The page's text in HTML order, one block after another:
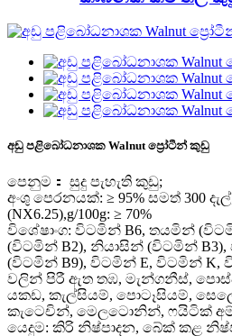
අඩු පළිබෝධනාශක Walnut ප්‍රෝටීන් කුඩු
පෙනුම： සුදු පැහැති කුඩු;
අංශු පෙරනයක්: ≥ 95% සමත් 300
(NX6.25),g/100g: ≥ 70%
විශේෂාංග: විටමින් B6, තයමින්
(විටමින් B2), නියාසින් (විටමින්
(විටමින් B9), විටමින් E, විටමින් K,
වලින් පිරී ඇත තඹ, මැන්ගනීස්,
යකඩ, කැල්සියම්, පොටෑසියම්,
කැටෙචින්, මෙලටොනින්, ෆයිටික්
යෙදුම: කිරි නිෂ්පාදන, බේක් කළ